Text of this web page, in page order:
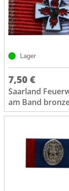
Lager
7,50 €
Saarland
am Band